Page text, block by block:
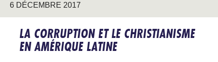
6 DÉCEMBRE 2017
LA CORRUPTION ET LE CHRISTIANISME
EN AMÉRIQUE LATINE